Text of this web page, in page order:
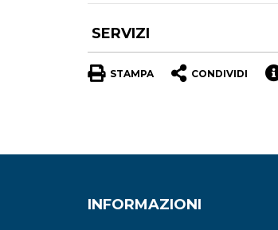
SERVIZI
STAMPA CONDIVIDI
INFORMAZIONI